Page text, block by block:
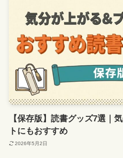
【保存版】読書グッズ7選｜
トにもおすすめ
2026年5月2日